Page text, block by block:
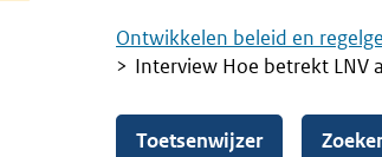
Kruimelpad
Ontwikkelen beleid en
Interview Hoe betrekt LNV
Toetsenwijzer